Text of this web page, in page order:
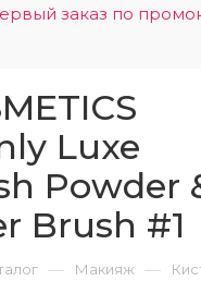
заказ по
Luxe
Powder
Brush #1
— Макияж —